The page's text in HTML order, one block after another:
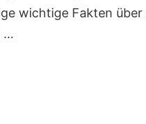
wichtige Fakten
…